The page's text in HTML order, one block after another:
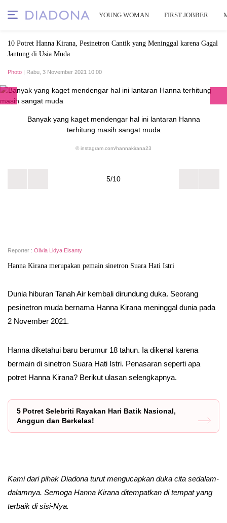
YOUNG WOMAN FIRST JOBBER
10 Potret Hanna Kirana, Pesinetron Cantik yang Meninggal karena Gagal
Jantung di Usia Muda
Photo | Rabu, 3 November 2021 10:00
Banyak yang kaget mendengar hal ini lantaran Hanna
terhitung masih sangat muda
© instagram.com/hannakirana23
5/10
Reporter : Olivia Lidya Elsanty
Hanna Kirana merupakan pemain sinetron Suara Hati Istri
Dunia hiburan Tanah Air kembali dirundung duka. Seorang
pesinetron muda bernama Hanna Kirana meninggal dunia pada
2 November 2021.
Hanna diketahui baru berumur 18 tahun. Ia dikenal karena
bermain di sinetron Suara Hati Istri. Penasaran seperti apa
potret Hanna Kirana? Berikut ulasan selengkapnya.
5 Potret Selebriti Rayakan Hari Batik Nasional,
Anggun dan Berkelas!
Kami dari pihak Diadona turut mengucapkan duka cita sedalam-
dalamnya. Semoga Hanna Kirana ditempatkan di tempat yang
terbaik di sisi-Nya.